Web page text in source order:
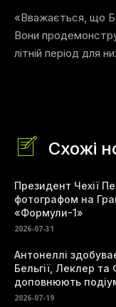
«Вважається, що
Вони
літній період для
Схожі
Президент Чехії
фотографом на
«Формули-1»
2026-07-31
Антонеллі
Бельгії, Леклер
доповнюють
2026-07-19